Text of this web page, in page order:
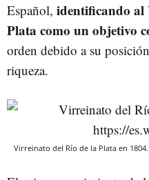
Español, identificando al
Plata como un objetivo
orden debido a su
riqueza.
Virreinato del Río de la Plata en